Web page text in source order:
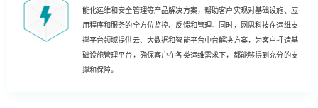
能化运维和安全管理等产品解决方案，帮助客户实现对基础设施、应
用程序和服务的全方位监控、反馈和管理。同时，网思科技在运维支
撑平台领域提供云、大数据和智能平台中台解决方案，为客户打造基
础设施管理平台，确保客户在各类运维需求下，都能够得到充分的支
撑和保障。